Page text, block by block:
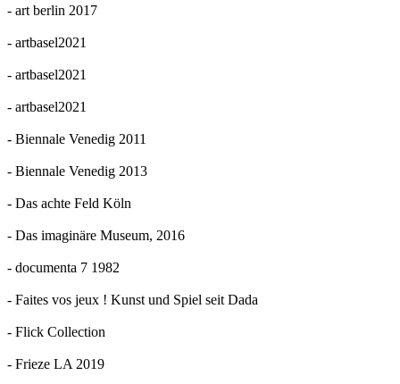
- art berlin 2017
- artbasel2021
- artbasel2021
- artbasel2021
- Biennale Venedig 2011
- Biennale Venedig 2013
- Das achte Feld Köln
- Das imaginäre Museum, 2016
- documenta 7 1982
- Faites vos jeux ! Kunst und Spiel seit Dada
- Flick Collection
- Frieze LA 2019